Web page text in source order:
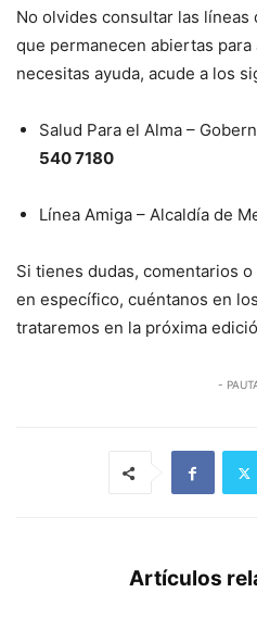
No olvides consultar las
que permanecen abiertas para
necesitas ayuda, acude a los
Salud Para el Alma –
540 7180
Línea Amiga – Alcaldía de
Si tienes dudas, comentarios
en específico, cuéntanos en
trataremos en la próxima
-
Artículos